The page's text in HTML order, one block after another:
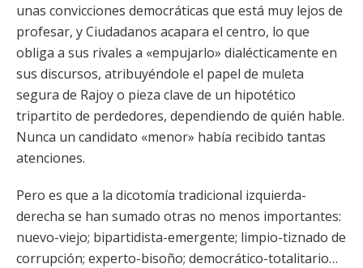
unas convicciones democráticas que está muy lejos de
profesar, y Ciudadanos acapara el centro, lo que
obliga a sus rivales a «empujarlo» dialécticamente en
sus discursos, atribuyéndole el papel de muleta
segura de Rajoy o pieza clave de un hipotético
tripartito de perdedores, dependiendo de quién hable.
Nunca un candidato «menor» había recibido tantas
atenciones.
Pero es que a la dicotomía tradicional izquierda-
derecha se han sumado otras no menos importantes:
nuevo-viejo; bipartidista-emergente; limpio-tiznado de
corrupción; experto-bisoño; democrático-totalitario…